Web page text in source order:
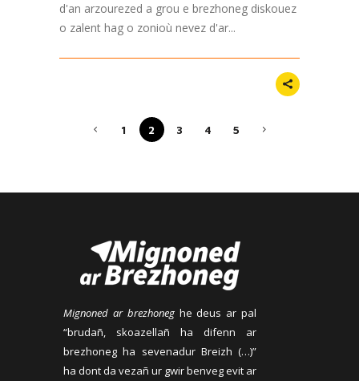
d'an arzourezed a grou e brezhoneg diskouez
o zalent hag o zonioù nevez d'ar...
1 2 3 4 5
Mignoned ar brezhoneghe deus ar pal
“brudañ, skoazellañ ha difenn ar
brezhoneg ha sevenadur Breizh (…)”
ha dont da vezañ ur gwir benveg evit ar